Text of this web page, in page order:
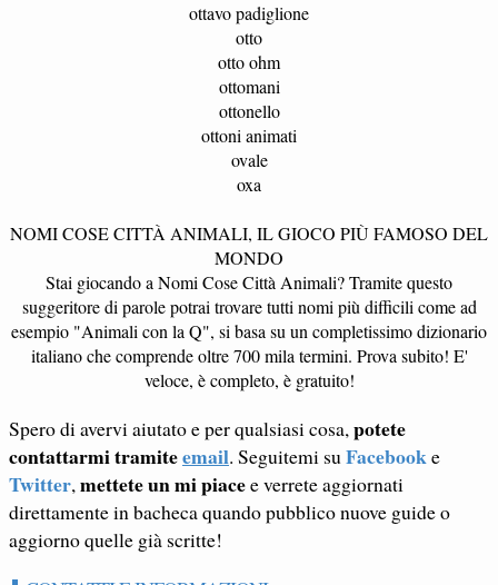
ottavo padiglione
otto
otto ohm
ottomani
ottonello
ottoni animati
ovale
oxa
NOMI COSE CITTÀ ANIMALI, IL GIOCO PIÙ FAMOSO DEL
MONDO
Stai giocando a Nomi Cose Città Animali? Tramite questo
suggeritore di parole potrai trovare tutti nomi più difficili come ad
esempio "Animali con la Q", si basa su un completissimo dizionario
italiano che comprende oltre 700 mila termini. Prova subito! E'
veloce, è completo, è gratuito!
Spero di avervi aiutato e per qualsiasi cosa, potete
contattarmi tramiteemail. Seguitemi su Facebooke
Twitter, mettete un mi piacee verrete aggiornati
direttamente in bacheca quando pubblico nuove guide o
aggiorno quelle già scritte!